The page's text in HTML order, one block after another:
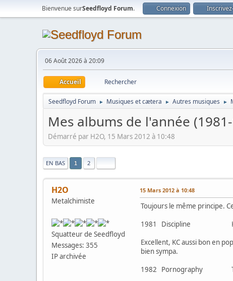
Bienvenue surSeedfloyd Forum. Connexion
06 Août 2026 à 20:09
Accueil Rechercher
Seedfloyd Forum ► Musiques et cætera ► Autres musiques ►
Mes albums de l'année
Démarré par H2O, 15 Mars 2012 à 10:48
|
EN BAS 1 2
H2O
Metalchimiste
Squatteur de Seedfloyd
Messages: 355
IP archivée
15 Mars 2012 à 10:48
Toujours le même principe.
1981 Discipline
Excellent, KC aussi bon en
bien sympa.
1982 Pornography